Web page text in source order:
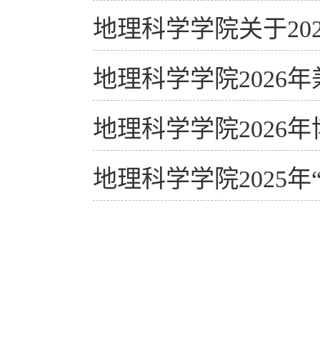
地理科学学院关于
地理科学学院2026
地理科学学院2026
地理科学学院2025